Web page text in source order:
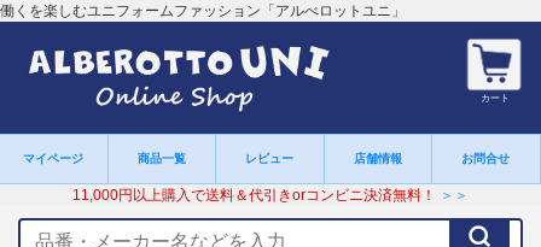
働くを楽しむユニフォームファッション「アルべロットユニ」
カート
マイページ 商品一覧 レビュー 店舗情報 お問合せ
11,000円以上購入で送料＆代引きorコンビニ決済無料！ ＞＞